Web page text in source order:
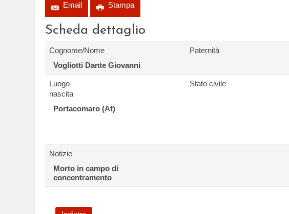
Email Stampa
Scheda dettaglio
Cognome/Nome
Vogliotti Dante Giovanni
Paternità
Luogo
nascita
Portacomaro (At)
Stato civile
Notizie
Morto in campo di
concentramento